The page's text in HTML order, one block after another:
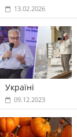
13.02.2026
Україні
09.12.2023